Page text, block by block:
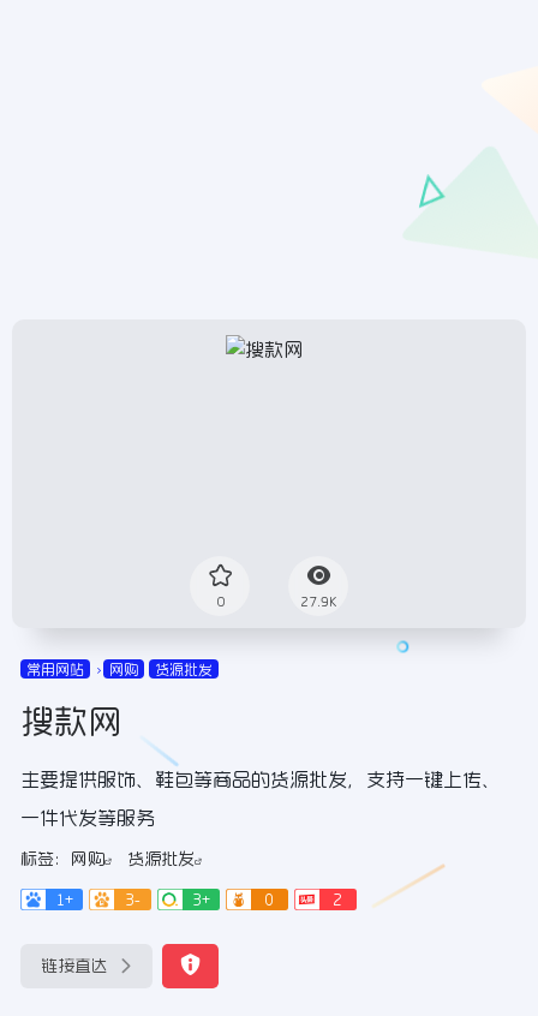
0 27.9K
常用网站 网购 货源批发
搜款网
主要提供服饰、鞋包等商品的货源批发，支持一键上传、
一件代发等服务
标签： 网购 货源批发
1+ 3- 3+ 0 2
链接直达